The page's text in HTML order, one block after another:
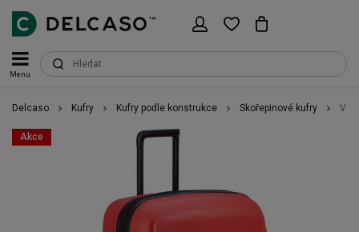
Menu
Delcaso Kufry Kufry podle konstrukce Skořepinové kufry
Akce